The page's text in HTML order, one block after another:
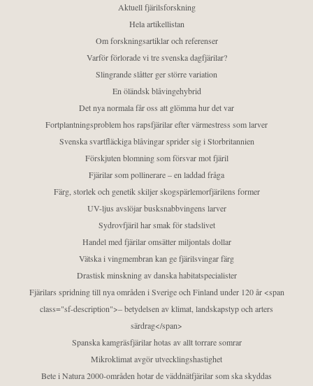
Aktuell fjärilsforskning
Hela artikellistan
Om forskningsartiklar och referenser
Varför förlorade vi tre svenska dagfjärilar?
Slingrande slåtter ger större variation
En öländsk blåvingehybrid
Det nya normala får oss att glömma hur det var
Fortplantningsproblem hos rapsfjärilar efter värmestress som larver
Svenska svartfläckiga blåvingar sprider sig i Storbritannien
Förskjuten blomning som försvar mot fjäril
Fjärilar som pollinerare – en laddad fråga
Färg, storlek och genetik skiljer skogspärlemorfjärilens former
UV-ljus avslöjar busksnabbvingens larver
Sydrovfjäril har smak för stadslivet
Handel med fjärilar omsätter miljontals dollar
Vätska i vingmembran kan ge fjärilsvingar färg
Drastisk minskning av danska habitatspecialister
Fjärilars spridning till nya områden i Sverige och Finland under 120 år <span
class="sf-description">– betydelsen av klimat, landskapstyp och arters
särdrag</span>
Spanska kamgräsfjärilar hotas av allt torrare somrar
Mikroklimat avgör utvecklingshastighet
Bete i Natura 2000-områden hotar de väddnätfjärilar som ska skyddas